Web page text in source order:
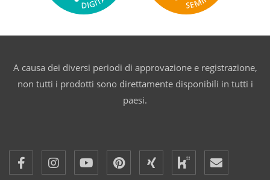
A causa dei diversi periodi di approvazione e registrazione,
non tutti i prodotti sono direttamente disponibili in tutti i
paesi.